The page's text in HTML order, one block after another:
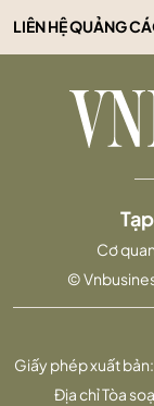
LIÊN HỆ QUẢNG
Giấy phép xuất
Địa chỉ Tòa
Cơ
©